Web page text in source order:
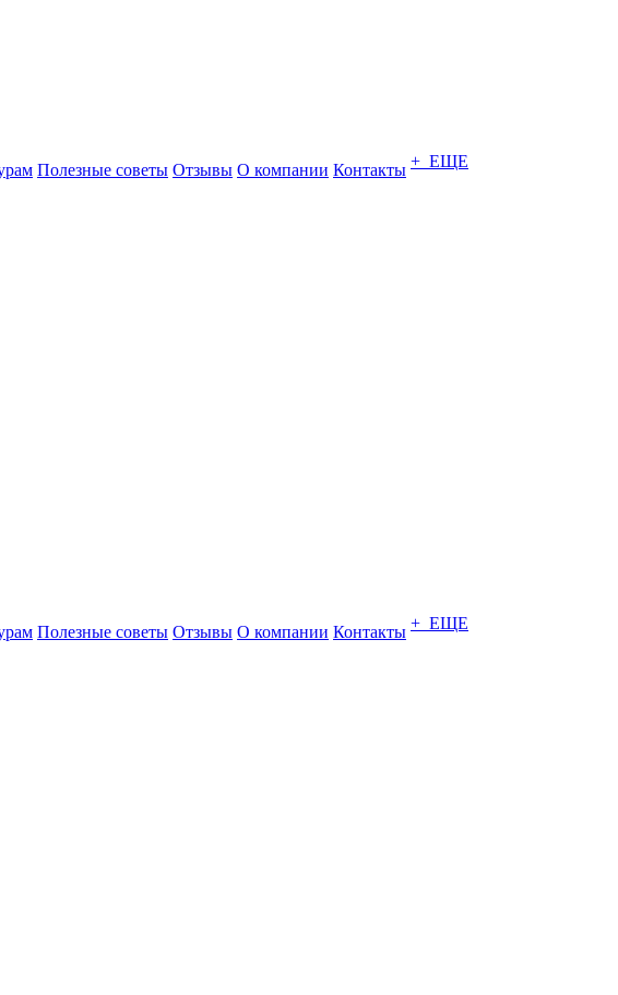
Полезные советы Отзывы О компании Контакты + ЕЩЕ
Полезные советы Отзывы О компании Контакты + ЕЩЕ